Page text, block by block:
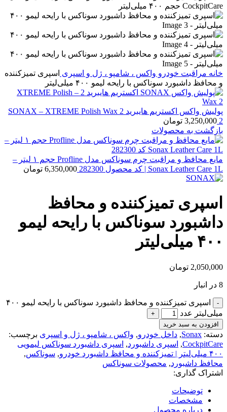
خانه مراقبت خودرو واکس ، شامپو ، ژل و اسپری اسپری تمیزکننده
و محافظ داشبورد سوناکس با رایحه لیمو ۴۰۰ میلی‌لیتر
پولیش واکس اکستریم هایبرید 2 SONAX – XTREME Polish Wax
2
3,250,000 تومان
بازگشت به محصولات
مایع محافظ و مراقبت چرم سوناکس مدل Profline حجم ۱ لیتر –
Sonax Leather Care 1L | کد محصول 282300
6,350,000 تومان
اسپری تمیزکننده و محافظ
داشبورد سوناکس با رایحه لیمو
۴۰۰ میلی‌لیتر
2,050,000 تومان
8 در انبار
اسپری تمیزکننده و محافظ داشبورد سوناکس با رایحه لیمو ۴۰۰
میلی‌لیتر عدد
افزودن به سبد خرید
دسته: Sonax
, داخل خودرو, واکس ، شامپو ، ژل و اسپری برچسب:
CockpitCare
, اسپری داشبورد, اسپری داشبورد سوناکس لیمویی
۴۰۰ میلی‌لیتر | تمیزکننده و محافظ داشبورد خودرو
, سوناکس,
محافظ داشبورد, محصولات سوناکس
اشتراک گذاری:
توضیحات
مشخصات
درباره محصول